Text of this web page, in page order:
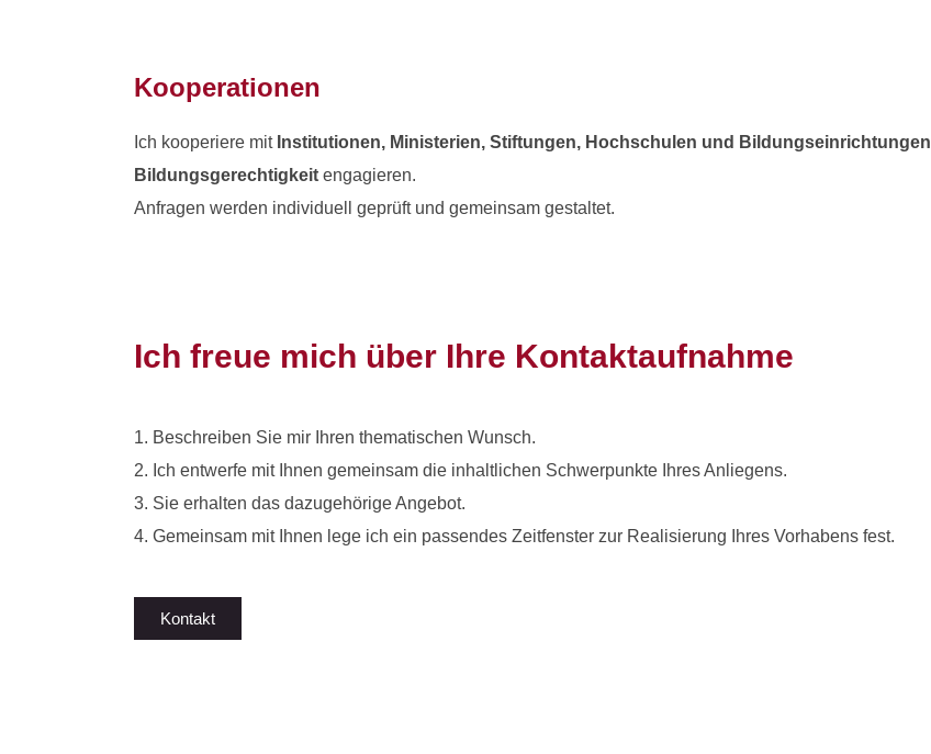
Kooperationen
Ich kooperiere mit Institutionen, Ministerien, Stiftungen, Hochschulen und Bildungseinrichtungen
Bildungsgerechtigkeit engagieren.
Anfragen werden individuell geprüft und gemeinsam gestaltet.
Ich freue mich über Ihre Kontaktaufnahme
1. Beschreiben Sie mir Ihren thematischen Wunsch.
2. Ich entwerfe mit Ihnen gemeinsam die inhaltlichen Schwerpunkte Ihres Anliegens.
3. Sie erhalten das dazugehörige Angebot.
4. Gemeinsam mit Ihnen lege ich ein passendes Zeitfenster zur Realisierung Ihres Vorhabens fest.
Kontakt